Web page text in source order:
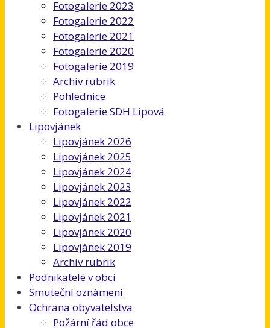
Fotogalerie 2023
Fotogalerie 2022
Fotogalerie 2021
Fotogalerie 2020
Fotogalerie 2019
Archiv rubrik
Pohlednice
Fotogalerie SDH Lipová
Lipovjánek
Lipovjánek 2026
Lipovjánek 2025
Lipovjánek 2024
Lipovjánek 2023
Lipovjánek 2022
Lipovjánek 2021
Lipovjánek 2020
Lipovjánek 2019
Archiv rubrik
Podnikatelé v obci
Smuteční oznámení
Ochrana obyvatelstva
Požární řád obce